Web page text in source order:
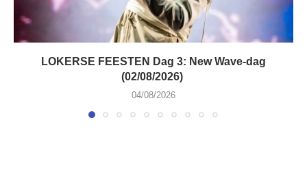
LOKERSE FEESTEN Dag 3: New Wave-dag
(02/08/2026)
04/08/2026